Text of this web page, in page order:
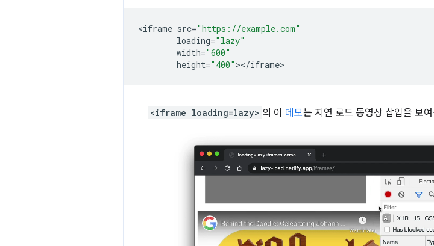
<iframe src="https://example.com"
loading="lazy"
width="600"
height="400" ></iframe
<iframe loading=lazy> 의 이 데모는 지연 로드 동영상 삽입을 보